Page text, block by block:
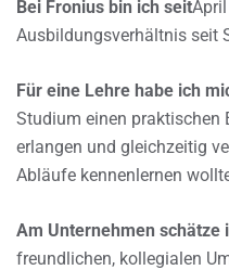
Bei Fronius bin ich seit
Ausbildungsverhältnis seit
Für eine Lehre habe ich
Studium einen praktischen
erlangen und gleichzeitig
Abläufe kennenlernen
Am Unternehmen schätze
freundlichen, kollegialen